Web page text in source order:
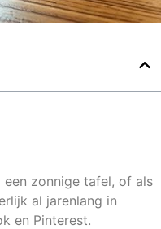
zonnige tafel, of als
al jarenlang in
en Pinterest.